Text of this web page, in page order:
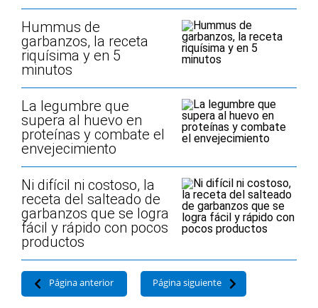
Hummus de
garbanzos, la receta
riquísima y en 5
minutos
La legumbre que
supera al huevo en
proteínas y combate el
envejecimiento
Ni difícil ni costoso, la
receta del salteado de
garbanzos que se logra
fácil y rápido con pocos
productos
Página anterior Página siguiente